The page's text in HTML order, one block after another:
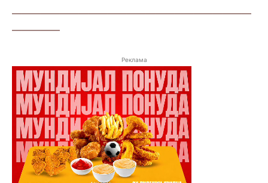
—————————————————————————
—————
Реклама